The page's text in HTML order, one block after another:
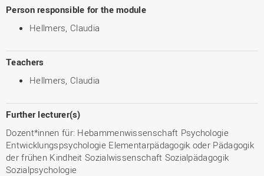
Person responsible for the module
Hellmers, Claudia
Teachers
Hellmers, Claudia
Further lecturer(s)
Dozent*innen für: Hebammenwissenschaft Psychologie
Entwicklungspsychologie Elementarpädagogik oder Pädagogik
der frühen Kindheit Sozialwissenschaft Sozialpädagogik
Sozialpsychologie